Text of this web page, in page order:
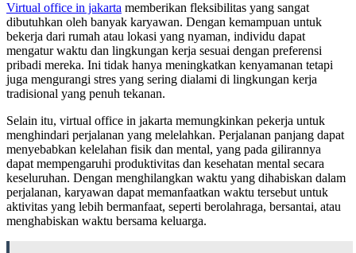
Virtual office in jakarta memberikan fleksibilitas yang sangat
dibutuhkan oleh banyak karyawan. Dengan kemampuan untuk
bekerja dari rumah atau lokasi yang nyaman, individu dapat
mengatur waktu dan lingkungan kerja sesuai dengan preferensi
pribadi mereka. Ini tidak hanya meningkatkan kenyamanan tetapi
juga mengurangi stres yang sering dialami di lingkungan kerja
tradisional yang penuh tekanan.
Selain itu, virtual office in jakarta memungkinkan pekerja untuk
menghindari perjalanan yang melelahkan. Perjalanan panjang dapat
menyebabkan kelelahan fisik dan mental, yang pada gilirannya
dapat mempengaruhi produktivitas dan kesehatan mental secara
keseluruhan. Dengan menghilangkan waktu yang dihabiskan dalam
perjalanan, karyawan dapat memanfaatkan waktu tersebut untuk
aktivitas yang lebih bermanfaat, seperti berolahraga, bersantai, atau
menghabiskan waktu bersama keluarga.